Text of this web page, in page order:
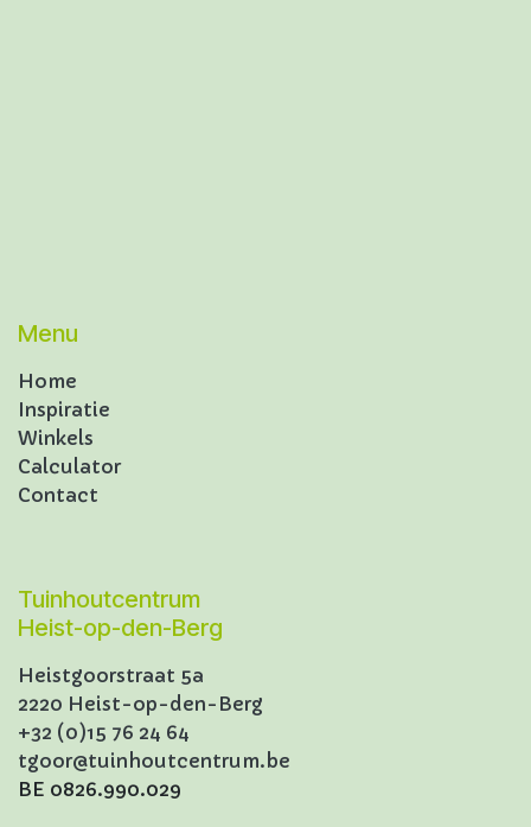
Menu
Home
Inspiratie
Winkels
Calculator
Contact
Tuinhoutcentrum
Heist-op-den-Berg
Heistgoorstraat 5a
2220 Heist-op-den-Berg
+32 (0)15 76 24 64
tgoor@tuinhoutcentrum.be
BE 0826.990.029